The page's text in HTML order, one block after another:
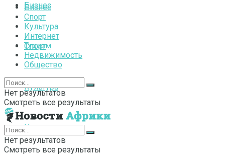
Бизнес
Спорт
Культура
Интернет
Бизнес
Спорт
Культура
Интернет
Туризм
Недвижимость
Общество
Нет результатов
Смотреть все результаты
Нет результатов
Смотреть все результаты